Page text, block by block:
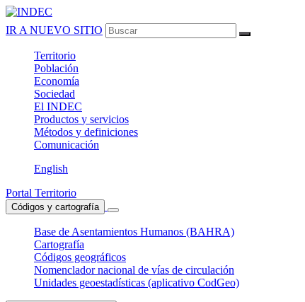
IR A NUEVO SITIO
Territorio
Población
Economía
Sociedad
El INDEC
Productos y servicios
Métodos y definiciones
Comunicación
English
Portal Territorio
Códigos y cartografía
Base de Asentamientos Humanos (BAHRA)
Cartografía
Códigos geográficos
Nomenclador nacional de vías de circulación
Unidades geoestadísticas (aplicativo CodGeo)